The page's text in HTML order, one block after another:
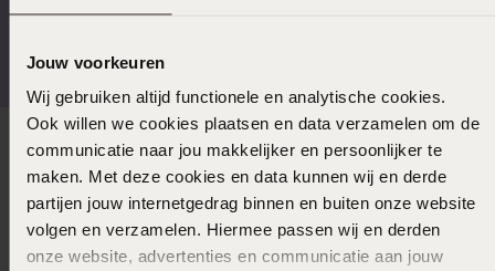
Jouw voorkeuren
Wij gebruiken altijd functionele en analytische cookies.
Ook willen we cookies plaatsen en data verzamelen om de
communicatie naar jou makkelijker en persoonlijker te
maken. Met deze cookies en data kunnen wij en derde
partijen jouw internetgedrag binnen en buiten onze website
volgen en verzamelen. Hiermee passen wij en derden
onze website, advertenties en communicatie aan jouw
Direct naar
Over Lucardi